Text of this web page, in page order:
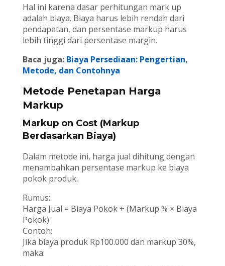
Hal ini karena dasar perhitungan mark up
adalah biaya. Biaya harus lebih rendah dari
pendapatan, dan persentase markup harus
lebih tinggi dari persentase margin.
Baca juga: Biaya Persediaan: Pengertian,
Metode, dan Contohnya
Metode Penetapan Harga
Markup
Markup on Cost (Markup
Berdasarkan Biaya)
Dalam metode ini, harga jual dihitung dengan
menambahkan persentase markup ke biaya
pokok produk.
Rumus:
Harga Jual = Biaya Pokok + (Markup % × Biaya
Pokok)
Contoh:
Jika biaya produk Rp100.000 dan markup 30%,
maka: